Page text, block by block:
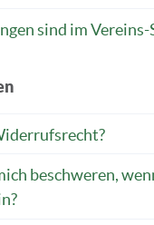
sind im
beschweren,